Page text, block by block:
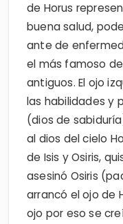
de Horus
buena salud,
ante de
el más famoso
antiguos. El ojo
las habilidades y
(dios de
al dios del cielo
de Isis y Osiris,
asesinó Osiris
arrancó el ojo de
ojo por eso se